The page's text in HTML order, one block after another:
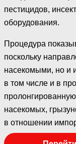
пестицидов,
оборудования.
Процедура
поскольку
насекомыми, но и
в том числе и в
насекомых,
в отношении